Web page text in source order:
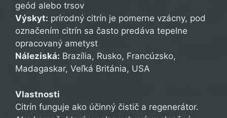
geód alebo trsov
Výskyt: prírodný citrín je pomerne vzácny, pod
označením citrín sa často predáva tepelne
opracovaný ametyst
Náleziská: Brazília, Rusko, Francúzsko,
Madagaskar, Veľká Británia, USA
Vlastnosti
Citrín funguje ako účinný čistič a regenerátor.